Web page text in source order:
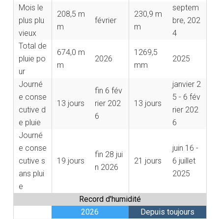
Mois le
plus plu
vieux
208,5 m
m
février
230,9 m
m
septem
bre, 202
4
Total de
pluie po
ur
674,0 m
m
2026
1269,5
mm
2025
Journé
e conse
cutive d
e pluie
13 jours
fin 6 fév
rier 202
6
13 jours
janvier 2
5 - 6 fév
rier 202
6
Journé
e conse
cutive s
ans plui
e
19 jours
fin 28 jui
n 2026
21 jours
juin 16 -
6 juillet
2025
Record d'humidité
2026
Depuis toujours